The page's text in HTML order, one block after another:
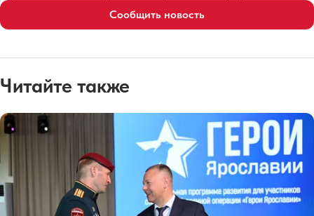
Сообщить новость
Читайте также